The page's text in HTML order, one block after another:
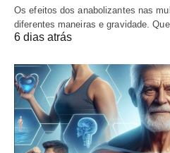
Os efeitos dos anabolizantes nas
diferentes maneiras e gravidade.
6 dias atrás